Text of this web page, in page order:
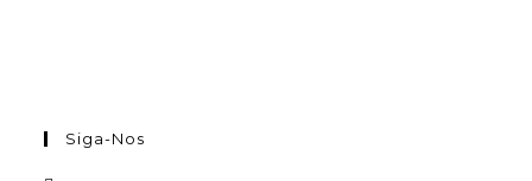
Siga-Nos